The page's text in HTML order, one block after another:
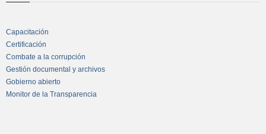
Capacitación
Certificación
Combate a la corrupción
Gestión documental y archivos
Gobierno abierto
Monitor de la Transparencia